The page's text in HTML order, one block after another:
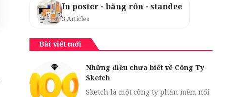
In poster - băng rôn - standee
3 Articles
Bài viết mới
Những điều chưa biết về Công Ty
Sketch
Sketch là một công ty phần mềm nổi